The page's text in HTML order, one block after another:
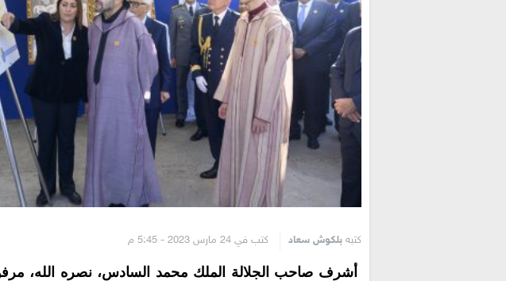
كتبه بلكوش سعاد كتب في 24 مارس 2023 - 5:45 م
أشرف صاحب الجلالة الملك محمد السادس، نصره الله،